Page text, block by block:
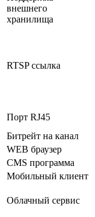
внешнего
хранилища
RTSP ссылка
Порт RJ45
Битрейт на канал
WEB браузер
CMS программа
Мобильный клиент
Облачный сервис